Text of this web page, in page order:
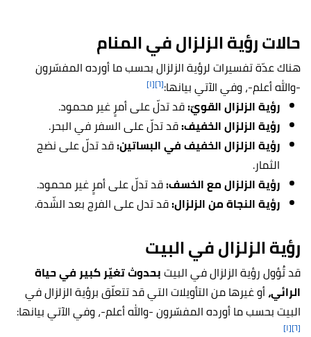
حالات رؤية الزلزال في المنام
هناك عدّة تفسيرات لرؤية الزلزال بحسب ما أورده المفسّرون
-والله أعلم-، وفي الآتي بيانها:[٦] [١]
رؤية الزلزال القويّ:قد تدلّ على أمرٍ غير محمود.
رؤية الزلزال الخفيف:قد تدلّ على السفر في البحر.
رؤية الزلزال الخفيف في البساتين:قد تدلّ على نضج
الثمار.
رؤية الزلزال مع الخسف:قد تدلّ على أمرٍ غير محمود.
رؤية النجاة من الزلزال:قد تدل على الفرج بعد الشّدة.
رؤية الزلزال في البيت
قد تُؤول رؤية الزلزال في البيتبحدوث تغيّر كبير في حياة
الرائي،أو غيرها من التأويلات التي قد تتعلّق برؤية الزلزال في
البيت بحسب ما أورده المفسّرون -والله أعلم-، وفي الآتي بيانها:
[٦] [١]